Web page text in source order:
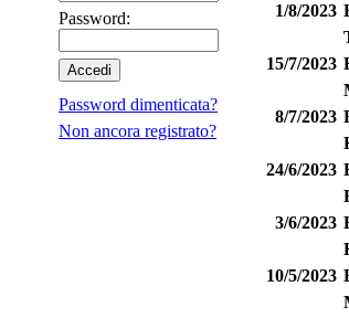
Password:
Password dimenticata?
Non ancora registrato?
1/8/2023
15/7/2023
8/7/2023
24/6/2023
3/6/2023
10/5/2023